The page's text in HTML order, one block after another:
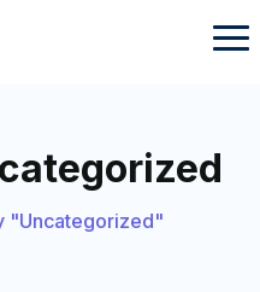
"Uncategorized"